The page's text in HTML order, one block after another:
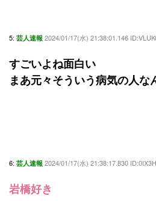
5: 芸人速報 2024/01/17(水) 21:38:01.146
すごいよね面白い
まあ元々そういう病気の人な
6: 芸人速報 2024/01/17(水) 21:38:17.830
岩橋好き